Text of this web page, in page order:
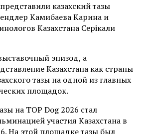
казахский тазы
Камибаева Карина и
Казахстана Серікқали
эпизод, а
Казахстана как страны
тазы на одной из главных
площадок.
на TOP Dog 2026 стал
участия Казахстана в
На этой площадке тазы был